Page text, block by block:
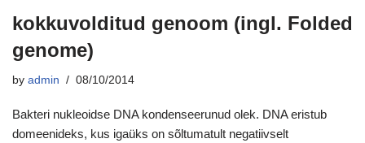
kokkuvolditud genoom (ingl. Folded
genome)
by admin 08/10/2014
Bakteri nukleoidse DNA kondenseerunud olek. DNA eristub
domeenideks, kus igaüks on sõltumatult negatiivselt